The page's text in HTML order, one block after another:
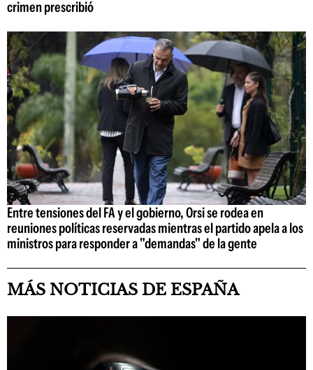
crimen prescribió
Entre tensiones del FA y el gobierno, Orsi se rodea en
reuniones políticas reservadas mientras el partido apela a los
ministros para responder a "demandas" de la gente
MÁS NOTICIAS DE ESPAÑA